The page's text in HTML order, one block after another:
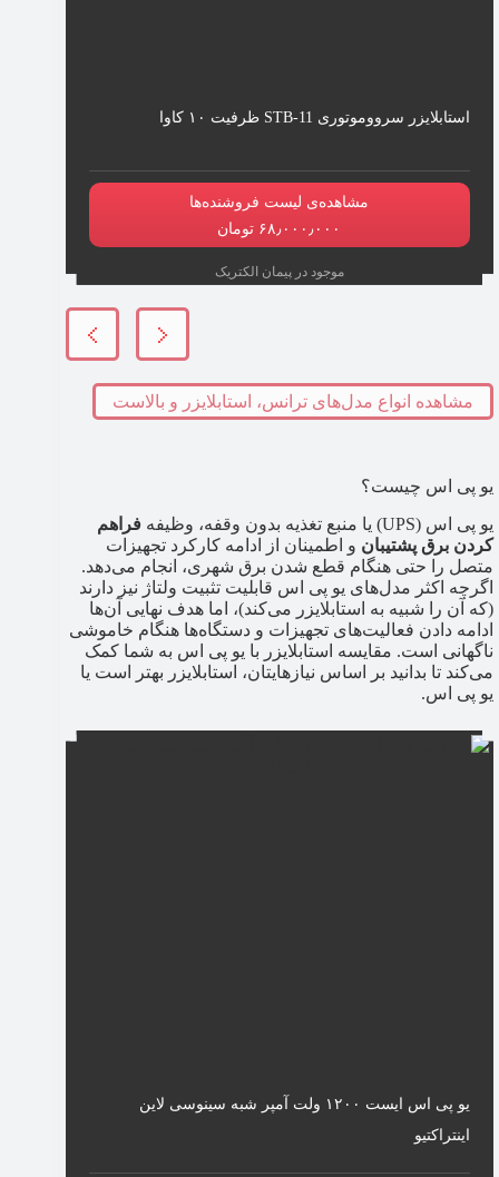
استابلایزر سرووموتوری STB-11 ظرفیت ۱۰ کاوا
مشاهده‌ی لیست فروشنده‌ها
۶۸٫۰۰۰٫۰۰۰ تومان
موجود در پیمان الکتریک
مشاهده انواع مدل‌های ترانس، استابلایزر و بالاست
یو پی اس چیست؟
یو پی اس (UPS) یا منبع تغذیه بدون وقفه، وظیفه
فراهم
کردن برق پشتیبان و اطمینان از ادامه کارکرد تجهیزات
متصل را حتی هنگام قطع شدن برق شهری، انجام می‌دهد.
اگرچه اکثر مدل‌های یو پی اس قابلیت تثبیت ولتاژ نیز دارند
(که آن را شبیه به استابلایزر می‌کند)، اما هدف نهایی آن‌ها
ادامه دادن فعالیت‌های تجهیزات و دستگاه‌ها هنگام خاموشی
ناگهانی است. مقایسه استابلایزر با یو پی اس به شما کمک
می‌کند تا بدانید بر اساس نیازهایتان، استابلایزر بهتر است یا
یو پی اس.
یو پی اس ایست ۱۲۰۰ ولت آمپر شبه سینوسی لاین
اینتراکتیو